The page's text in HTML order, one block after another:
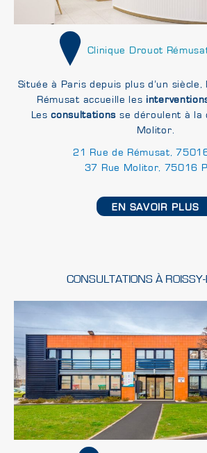
Clinique Drouot
Située à Paris depuis plus d’un
Rémusat accueille les
Lesconsultations se déroulent à la
Molitor.
21 Rue de Rémusat,
37 Rue Molitor, 75016
EN SAVOIR PLUS
CONSULTATIONS À